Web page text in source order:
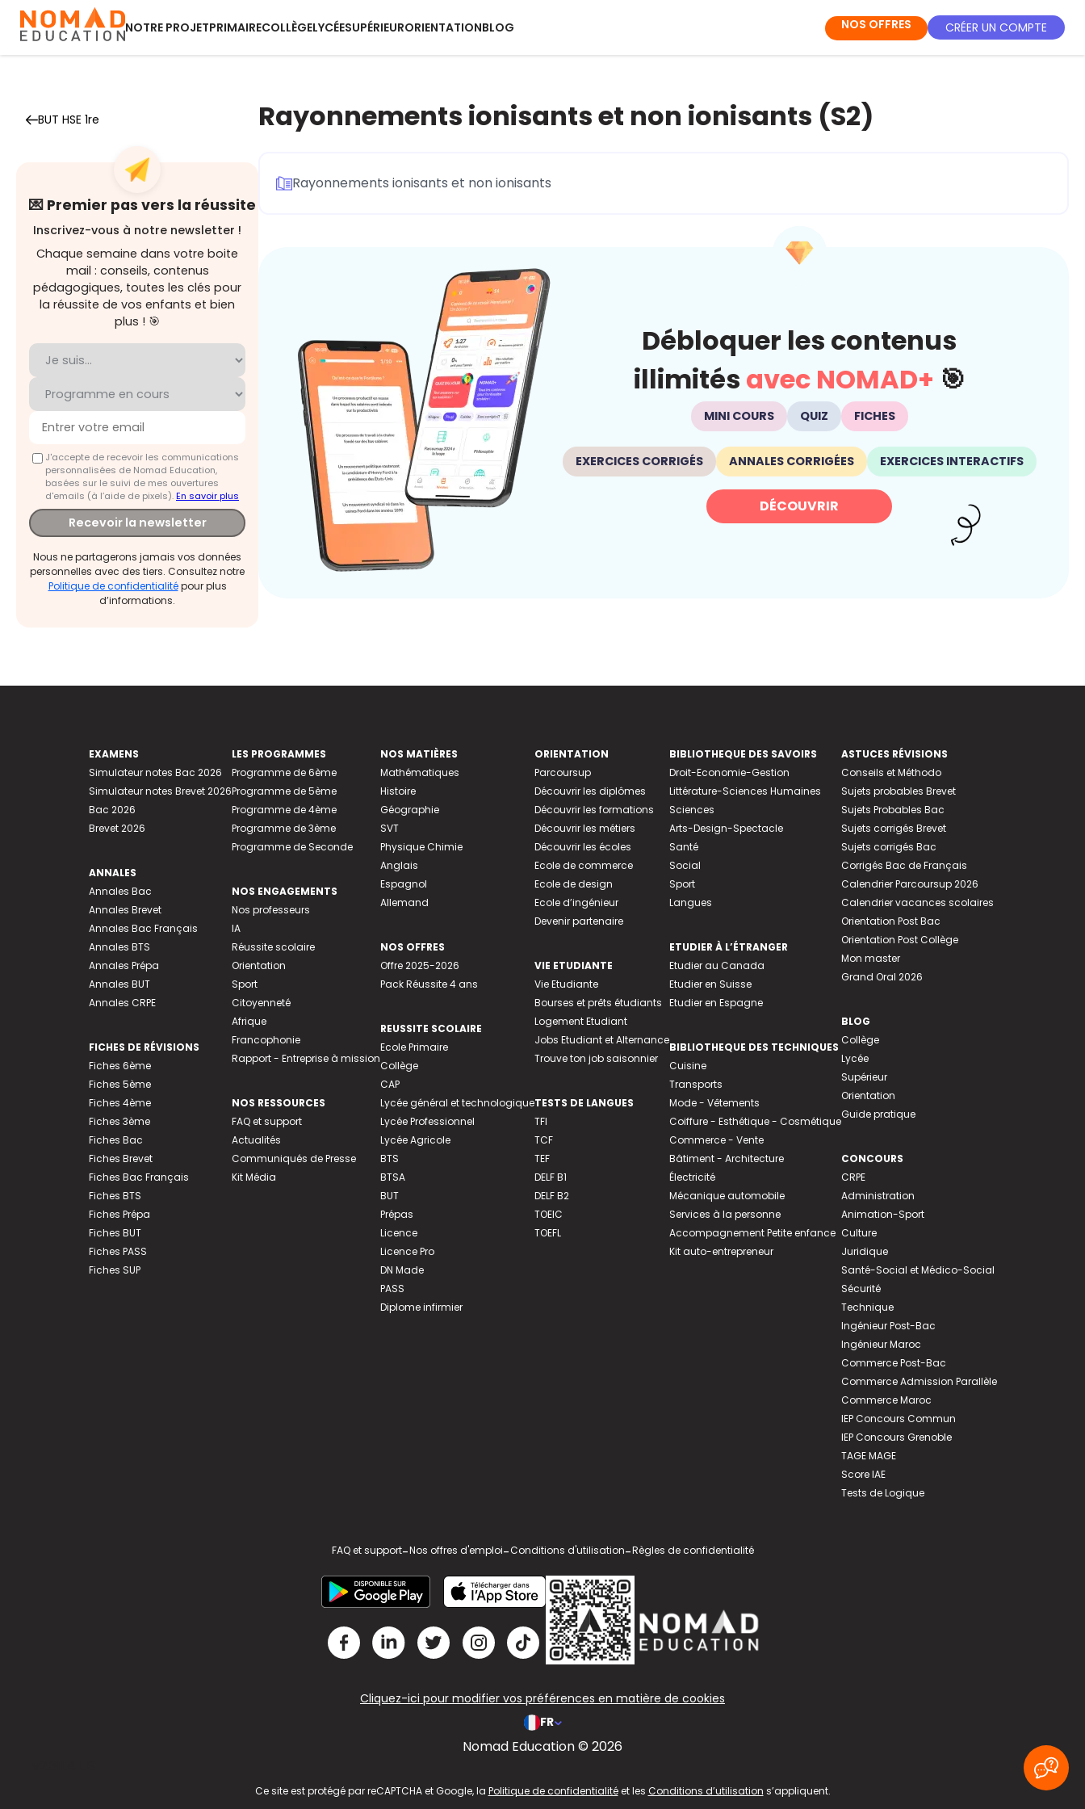
NOTRE PROJETPRIMAIRECOLLÈGELYCÉESUPÉRIEURORIENTATIONBLOG NOS OFFRES CRÉER UN COMPTE
BUT HSE 1re
💌 Premier pas vers la réussite
Inscrivez-vous à notre newsletter !
Chaque semaine dans votre boite
mail : conseils, contenus
pédagogiques, toutes les clés pour
la réussite de vos enfants et bien
plus ! 🎯
J'accepte de recevoir les communications
personnalisées de Nomad Education,
basées sur le suivi de mes ouvertures
d'emails (à l’aide de pixels).En savoir plus
Recevoir la newsletter
Nous ne partagerons jamais vos données
personnelles avec des tiers. Consultez notre
Politique de confidentialitépour plus
d’informations.
Rayonnements ionisants et non ionisants (S2)
Rayonnements ionisants et non ionisants
Débloquer les contenus
illimités avec NOMAD+ 🎯
MINI COURS QUIZ FICHES
EXERCICES CORRIGÉS ANNALES CORRIGÉES EXERCICES INTERACTIFS
DÉCOUVRIR
EXAMENS
Simulateur notes Bac 2026
Simulateur notes Brevet 2026
Bac 2026
Brevet 2026
ANNALES
Annales Bac
Annales Brevet
Annales Bac Français
Annales BTS
Annales Prépa
Annales BUT
Annales CRPE
FICHES DE RÉVISIONS
Fiches 6ème
Fiches 5ème
Fiches 4ème
Fiches 3ème
Fiches Bac
Fiches Brevet
Fiches Bac Français
Fiches BTS
Fiches Prépa
Fiches BUT
Fiches PASS
Fiches SUP
LES PROGRAMMES
Programme de 6ème
Programme de 5ème
Programme de 4ème
Programme de 3ème
Programme de Seconde
NOS ENGAGEMENTS
Nos professeurs
IA
Réussite scolaire
Orientation
Sport
Citoyenneté
Afrique
Francophonie
Rapport - Entreprise à mission
NOS RESSOURCES
FAQ et support
Actualités
Communiqués de Presse
Kit Média
NOS MATIÈRES
Mathématiques
Histoire
Géographie
SVT
Physique Chimie
Anglais
Espagnol
Allemand
NOS OFFRES
Offre 2025-2026
Pack Réussite 4 ans
REUSSITE SCOLAIRE
Ecole Primaire
Collège
CAP
Lycée général et technologique
Lycée Professionnel
Lycée Agricole
BTS
BTSA
BUT
Prépas
Licence
Licence Pro
DN Made
PASS
Diplome infirmier
ORIENTATION
Parcoursup
Découvrir les diplômes
Découvrir les formations
Découvrir les métiers
Découvrir les écoles
Ecole de commerce
Ecole de design
Ecole d’ingénieur
Devenir partenaire
VIE ETUDIANTE
Vie Etudiante
Bourses et prêts étudiants
Logement Etudiant
Jobs Etudiant et Alternance
Trouve ton job saisonnier
TESTS DE LANGUES
TFI
TCF
TEF
DELF B1
DELF B2
TOEIC
TOEFL
BIBLIOTHEQUE DES SAVOIRS
Droit-Economie-Gestion
Littérature-Sciences Humaines
Sciences
Arts-Design-Spectacle
Santé
Social
Sport
Langues
ETUDIER À L’ÉTRANGER
Etudier au Canada
Etudier en Suisse
Etudier en Espagne
BIBLIOTHEQUE DES TECHNIQUES
Cuisine
Transports
Mode - Vêtements
Coiffure - Esthétique - Cosmétique
Commerce - Vente
Bâtiment - Architecture
Électricité
Mécanique automobile
Services à la personne
Accompagnement Petite enfance
Kit auto-entrepreneur
ASTUCES RÉVISIONS
Conseils et Méthodo
Sujets probables Brevet
Sujets Probables Bac
Sujets corrigés Brevet
Sujets corrigés Bac
Corrigés Bac de Français
Calendrier Parcoursup 2026
Calendrier vacances scolaires
Orientation Post Bac
Orientation Post Collège
Mon master
Grand Oral 2026
BLOG
Collège
Lycée
Supérieur
Orientation
Guide pratique
CONCOURS
CRPE
Administration
Animation-Sport
Culture
Juridique
Santé-Social et Médico-Social
Sécurité
Technique
Ingénieur Post-Bac
Ingénieur Maroc
Commerce Post-Bac
Commerce Admission Parallèle
Commerce Maroc
IEP Concours Commun
IEP Concours Grenoble
TAGE MAGE
Score IAE
Tests de Logique
FAQ et support-Nos offres d'emploi-Conditions d'utilisation-Règles de confidentialité
Cliquez-ici pour modifier vos préférences en matière de cookies
FR
Nomad Education © 2026
Ce site est protégé par reCAPTCHA et Google, la Politique de confidentialitéet les Conditions d’utilisation s’appliquent.